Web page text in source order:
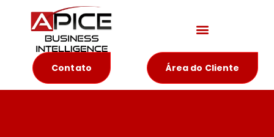
Contato Área do Cliente